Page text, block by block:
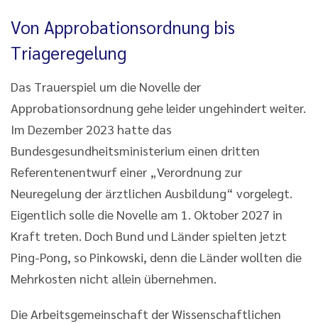
Von Approbationsordnung bis
Triageregelung
Das Trauerspiel um die Novelle der
Approbationsordnung gehe leider ungehindert weiter.
Im Dezember 2023 hatte das
Bundesgesundheitsministerium einen dritten
Referentenentwurf einer „Verordnung zur
Neuregelung der ärztlichen Ausbildung“ vorgelegt.
Eigentlich solle die Novelle am 1. Oktober 2027 in
Kraft treten. Doch Bund und Länder spielten jetzt
Ping-Pong, so Pinkowski, denn die Länder wollten die
Mehrkosten nicht allein übernehmen.
Die Arbeitsgemeinschaft der Wissenschaftlichen